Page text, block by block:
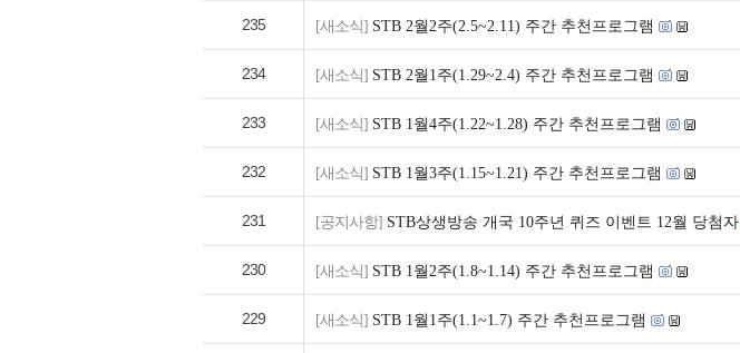
235 [새소식] STB 2월2주(2.5~2.11) 주간 추천프로그램
234 [새소식] STB 2월1주(1.29~2.4) 주간 추천프로그램
233 [새소식] STB 1월4주(1.22~1.28) 주간 추천프로그램
232 [새소식] STB 1월3주(1.15~1.21) 주간 추천프로그램
231 [공지사항] STB상생방송 개국 10주년 퀴즈 이벤트 12월 당첨자
230 [새소식] STB 1월2주(1.8~1.14) 주간 추천프로그램
229 [새소식] STB 1월1주(1.1~1.7) 주간 추천프로그램